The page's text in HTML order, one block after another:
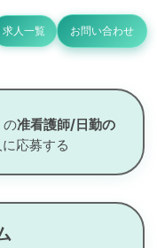
求人一覧 お問い合わせ
の准看護師/日勤の
応募する